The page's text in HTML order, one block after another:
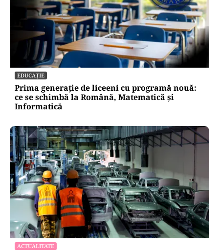
EDUCAȚIE
Prima generație de liceeni cu programă nouă:
ce se schimbă la Română, Matematică și
Informatică
ACTUALITATE